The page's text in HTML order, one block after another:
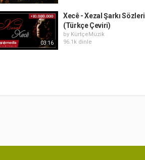
03:16
Xecê - Xezal Şarkı Sözleri
(Türkçe Çeviri)
by KürtçeMüzik
96.1k dinle